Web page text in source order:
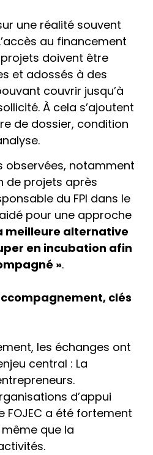
une réalité souvent
au financement
doivent être
et adossés à des
couvrir jusqu’à
À cela s’ajoutent
de dossier, condition
observées, notamment
de projets après
du FPI dans le
pour une approche
meilleure alternative
en incubation afin
».
clés
les échanges ont
central : La
d’appui
FOJEC a été fortement
que la